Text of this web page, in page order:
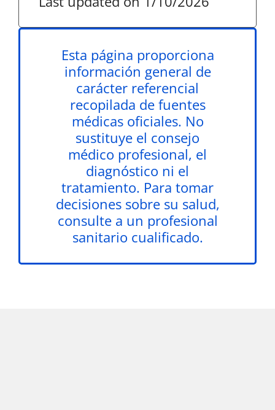
Esta página proporciona
información general de
carácter referencial
recopilada de fuentes
médicas oficiales. No
sustituye el consejo
médico profesional, el
diagnóstico ni el
tratamiento. Para tomar
decisiones sobre su salud,
consulte a un profesional
sanitario cualificado.